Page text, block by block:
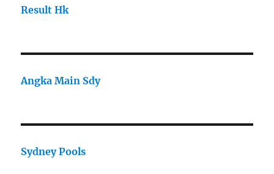
Result Hk
Angka Main Sdy
Sydney Pools